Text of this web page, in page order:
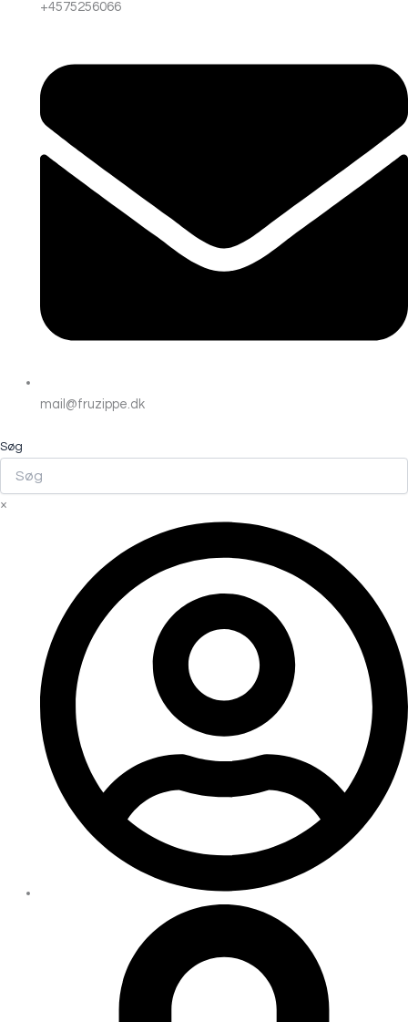
+4575256066
mail@fruzippe.dk
Søg
×